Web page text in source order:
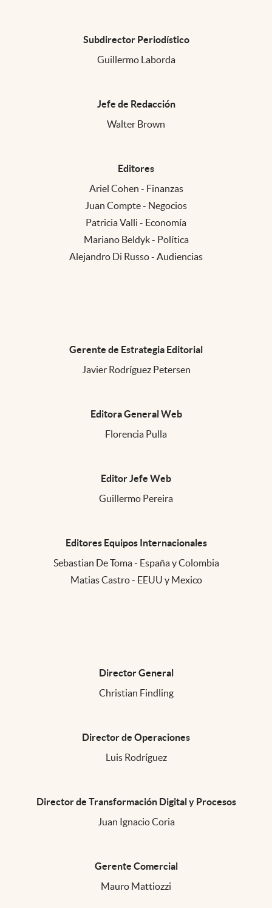
Subdirector Periodístico
Guillermo Laborda
Jefe de Redacción
Walter Brown
Editores
Ariel Cohen - Finanzas
Juan Compte - Negocios
Patricia Valli - Economía
Mariano Beldyk - Política
Alejandro Di Russo - Audiencias
Gerente de Estrategia Editorial
Javier Rodríguez Petersen
Editora General Web
Florencia Pulla
Editor Jefe Web
Guillermo Pereira
Editores Equipos Internacionales
Sebastian De Toma - España y Colombia
Matias Castro - EEUU y Mexico
Director General
Christian Findling
Director de Operaciones
Luis Rodríguez
Director de Transformación Digital y Procesos
Juan Ignacio Coria
Gerente Comercial
Mauro Mattiozzi